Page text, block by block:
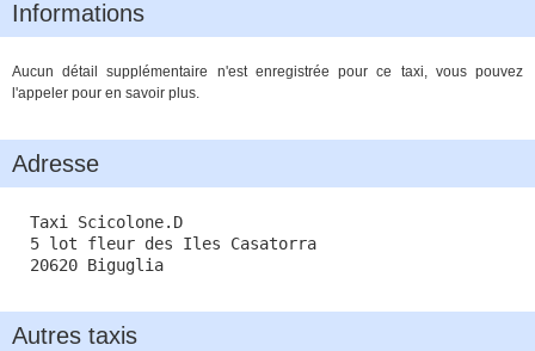
Informations
Aucun détail supplémentaire n'est enregistrée pour ce taxi, vous pouvez
l'appeler pour en savoir plus.
Adresse
Taxi Scicolone.D
5 lot fleur des Iles Casatorra
20620 Biguglia
Autres taxis